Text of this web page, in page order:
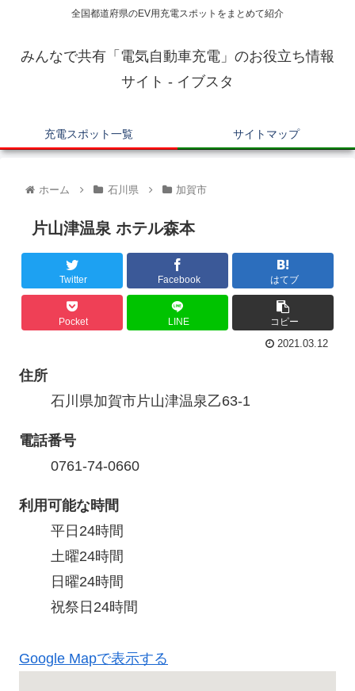
全国都道府県のEV用充電スポットをまとめて紹介
みんなで共有「電気自動車充電」のお役立ち情報
サイト - イブスタ
充電スポット一覧 サイトマップ
ホーム 石川県 加賀市
片山津温泉 ホテル森本
Twitter Facebook はてブ
Pocket LINE コピー
2021.03.12
住所
石川県加賀市片山津温泉乙63-1
電話番号
0761-74-0660
利用可能な時間
平日24時間
土曜24時間
日曜24時間
祝祭日24時間
Google Mapで表示する